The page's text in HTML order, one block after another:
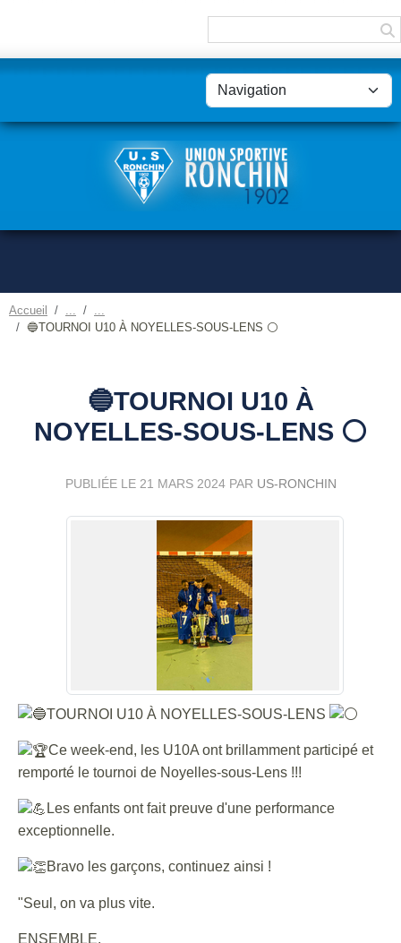
Accueil
🔵TOURNOI U10 À NOYELLES-SOUS-LENS ⚪
🔵TOURNOI U10 À
NOYELLES-SOUS-LENS ⚪
PUBLIÉE LE 21 MARS 2024PAR US-RONCHIN
TOURNOI U10 À NOYELLES-SOUS-LENS
Ce week-end, les U10A ont brillamment participé et
remporté le tournoi de Noyelles-sous-Lens !!!
Les enfants ont fait preuve d'une performance
exceptionnelle.
Bravo les garçons, continuez ainsi !
"Seul, on va plus vite.
ENSEMBLE,